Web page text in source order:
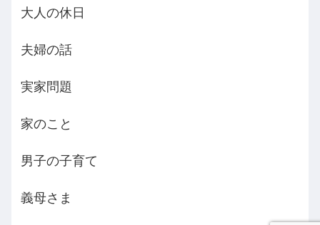
大人の休日
夫婦の話
実家問題
家のこと
男子の子育て
義母さま